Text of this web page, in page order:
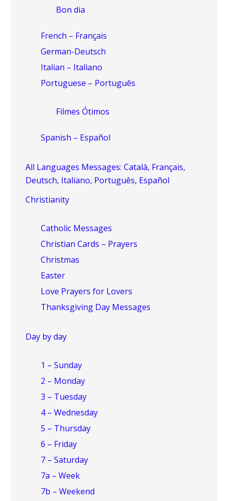
Bon dia
French – Français
German-Deutsch
Italian – Italiano
Portuguese – Português
Filmes Ótimos
Spanish – Español
All Languages Messages: Català, Français,
Deutsch, Italiano, Português, Español
Christianity
Catholic Messages
Christian Cards – Prayers
Christmas
Easter
Love Prayers for Lovers
Thanksgiving Day Messages
Day by day
1 – Sunday
2 – Monday
3 – Tuesday
4 – Wednesday
5 – Thursday
6 – Friday
7 – Saturday
7a – Week
7b – Weekend